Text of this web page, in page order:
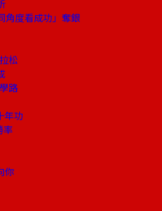
度看成功」奪銀
松
路
年功
率
你